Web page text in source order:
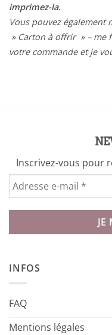
imprimez-la.
Vous pouvez également
» Carton à offrir » – me
votre commande et je
Inscrivez-vous pour
INFOS
FAQ
Mentions légales